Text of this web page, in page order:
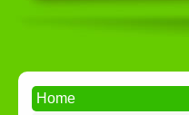
Home